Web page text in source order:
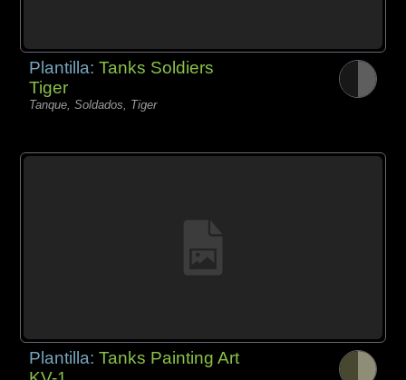
Plantilla:Tanks Soldiers
Tiger
Tanque, Soldados, Tiger
Plantilla:Tanks Painting Art